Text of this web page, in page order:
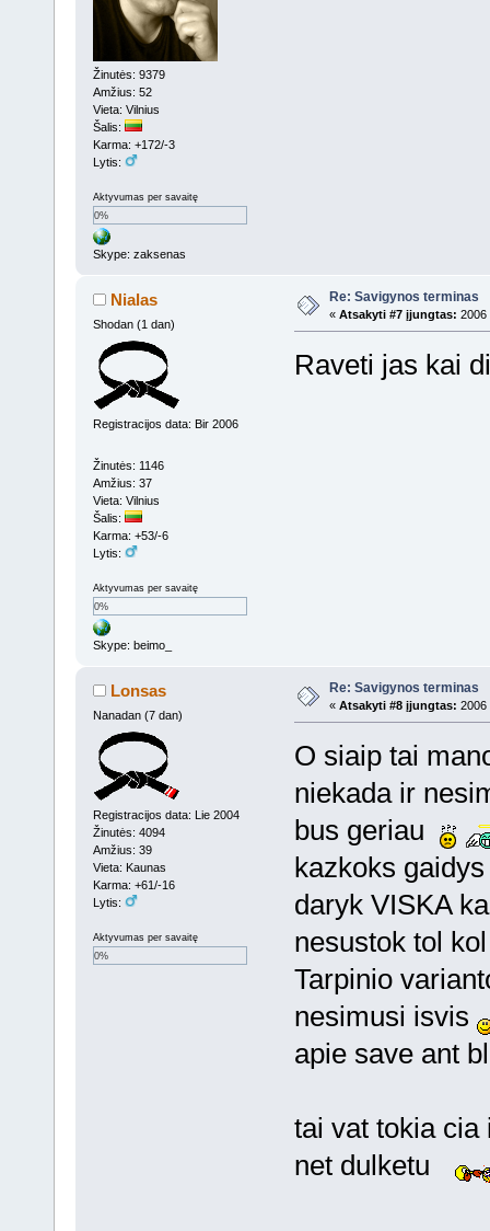
Žinutės: 9379
Amžius: 52
Vieta: Vilnius
Šalis:
Karma: +172/-3
Lytis:
Aktyvumas per savaitę
0%
Skype: zaksenas
Nialas
Shodan (1 dan)
Registracijos data: Bir 2006
Žinutės: 1146
Amžius: 37
Vieta: Vilnius
Šalis:
Karma: +53/-6
Lytis:
Aktyvumas per savaitę
0%
Skype: beimo_
Re: Savigynos terminas
« Atsakyti #7 įjungtas: 2006
Raveti jas kai
Lonsas
Nanadan (7 dan)
Registracijos data: Lie 2004
Žinutės: 4094
Amžius: 39
Vieta: Kaunas
Karma: +61/-16
Lytis:
Aktyvumas per savaitę
0%
Re: Savigynos terminas
« Atsakyti #8 įjungtas: 2006
O siaip tai
niekada ir
bus geriau
kazkoks
daryk VISKA
nesustok tol
Tarpinio
nesimusi isvis
apie save ant
tai vat tokia cia
net dulketu